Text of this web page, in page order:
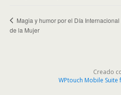
Magia y humor por el Día Internacional
de la Mujer
Creado
WPtouch Mobile